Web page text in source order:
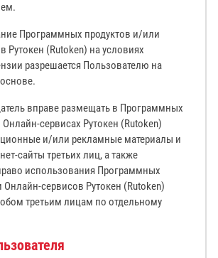
Программных продуктов и/или
Рутокен (Rutoken) на условиях
разрешается Пользователю на
вправе размещать в Программных
сервисах Рутокен (Rutoken)
и/или рекламные материалы и
сайты третьих лиц, а также
использования Программных
Онлайн-сервисов Рутокен (Rutoken)
третьим лицам по отдельному